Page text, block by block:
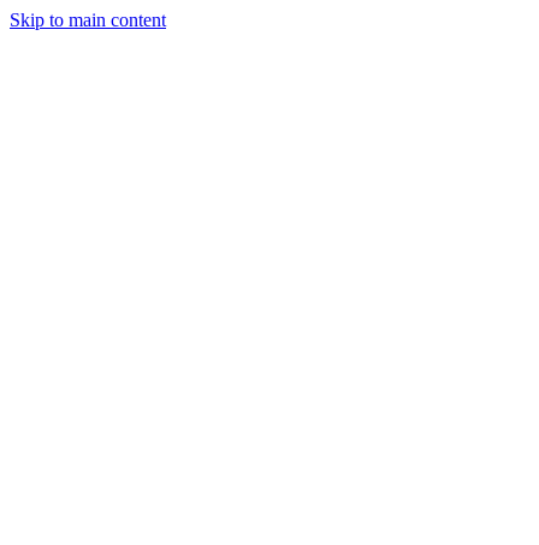
Skip to main content